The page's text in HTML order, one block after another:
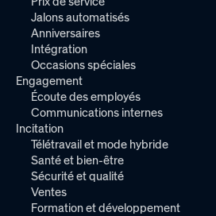
Jalons automatisés
Anniversaires
Intégration
Occasions spéciales
Engagement
Écoute des employés
Communications internes
Incitation
Télétravail et mode hybride
Santé et bien-être
Sécurité et qualité
Ventes
Formation et développement